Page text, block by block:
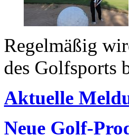
Regelmäßig
des Golfsports
Aktuelle
Neue Golf-